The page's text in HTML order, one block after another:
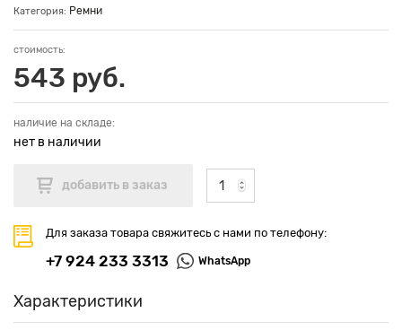
Категория: Ремни
стоимость:
543 руб.
наличие на складе:
нет в наличии
Для заказа товара свяжитесь с нами по телефону:
+7 924 233 3313 WhatsApp
Характеристики